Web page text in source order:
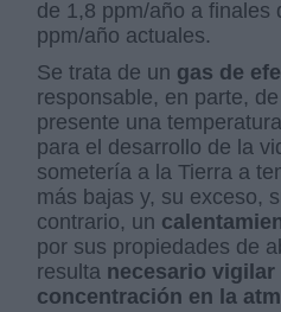
de 1,8 ppm/año a finales
ppm/año actuales.
Se trata de un gas de
responsable, en parte,
presente una
para el desarrollo de la
sometería a la Tierra a
más bajas y, su exceso,
contrario, un
por sus propiedades de
resulta necesario
concentración en la